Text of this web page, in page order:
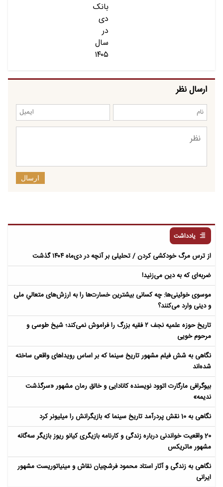
ارسال نظر
ارسال
یادداشت
از ترس مرگ خودکشی کردن / تحلیلی بر آنچه در دی‌ماه ۱۴۰۴ گذشت
ضربه‌ای که به دین می‌زنید!
موسوی خوئینی‌ها: چه کسانی بیشترین خسارت‌ها را به ارزش‌های متعالیِ ملی
و دینی وارد می‌کنند؟
تاریخ حوزه علمیه نجف ۲ فقیه بزرگ را فراموش نمی‌کند؛ شیخ طوسی و
مرحوم خویی
نگاهی به شش فیلم مشهور تاریخ سینما که بر اساس رویداهای واقعی ساخته
شده‌اند
بیوگرافی مارگارت اتوود نویسنده کانادایی و خالق رمان مشهور «سرگذشت
ندیمه»
نگاهی به 10 نقش پردرآمد تاریخ سینما که بازیگرانش را میلیونر کرد
20 واقعیت خواندنی درباره زندگی و کارنامه بازیگری کیانو ریوز بازیگر سه‌گانه
مشهور ماتریکس
نگاهی به زندگی و آثار استاد محمود فرشچیان نقاش و مینیاتوریست مشهور
ایرانی